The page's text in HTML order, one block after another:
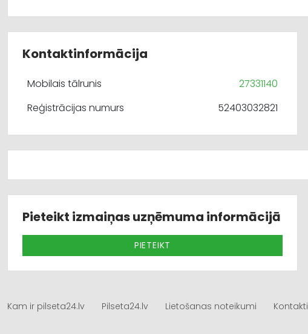
Kontaktinformācija
Mobilais tālrunis
27331140
Reģistrācijas numurs
52403032821
Pieteikt izmaiņas uzņēmuma informācijā
PIETEIKT
Kam ir pilseta24.lv Pilseta24.lv Lietošanas noteikumi Kontakti